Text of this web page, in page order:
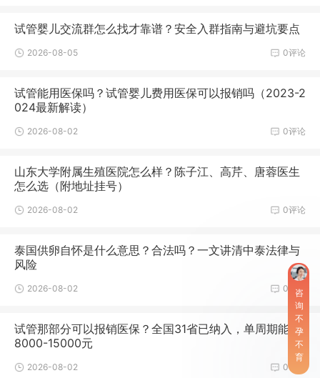
试管婴儿交流群怎么找才靠谱？安全入群指南与避坑要点
0评论
2026-08-05
试管能用医保吗？试管婴儿费用医保可以报销吗（2023-2
024最新解读）
0评论
2026-08-02
山东大学附属生殖医院怎么样？陈子江、高芹、唐蓉医生
怎么选（附地址挂号）
0评论
2026-08-02
泰国供卵自怀是什么意思？合法吗？一文讲清中泰法律与
风险
0评论
2026-08-02
试管那部分可以报销医保？全国31省已纳入，单周期能报
8000-15000元
0评论
2026-08-02
咨
询
不
孕
不
育